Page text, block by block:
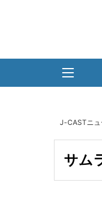
J-CASTニュ
サム